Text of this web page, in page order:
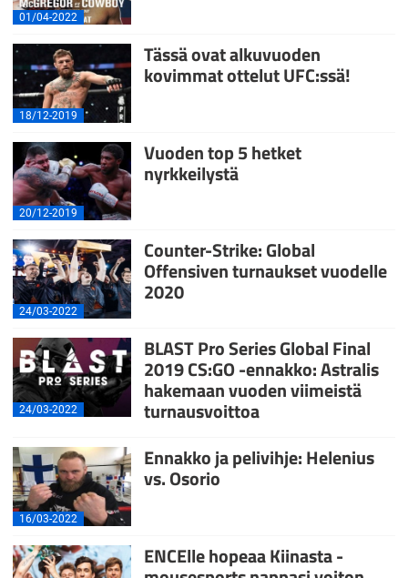
01/04-2022
18/12-2019
Tässä ovat alkuvuoden
kovimmat ottelut UFC:ssä!
20/12-2019
Vuoden top 5 hetket
nyrkkeilystä
24/03-2022
Counter-Strike: Global
Offensiven turnaukset vuodelle
2020
24/03-2022
BLAST Pro Series Global Final
2019 CS:GO -ennakko: Astralis
hakemaan vuoden viimeistä
turnausvoittoa
16/03-2022
Ennakko ja pelivihje: Helenius
vs. Osorio
ENCElle hopeaa Kiinasta -